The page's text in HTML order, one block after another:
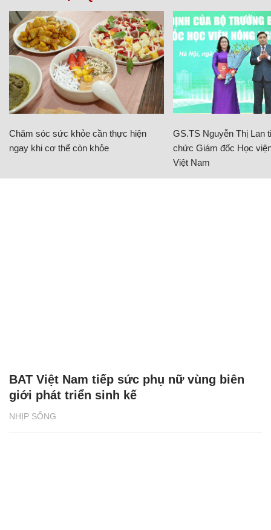
Chăm sóc sức khỏe cần thực hiện
ngay khi cơ thể còn khỏe
GS.TS Nguyễn Thị Lan
chức Giám đốc Học
Việt Nam
NHỊP SỐNG
BAT Việt Nam tiếp sức phụ nữ vùng biên
giới phát triển sinh kế